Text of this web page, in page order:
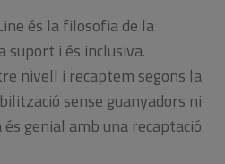
és la filosofia de la
suport i és inclusiva.
nivell i recaptem segons la
sense guanyadors ni
genial amb una recaptació